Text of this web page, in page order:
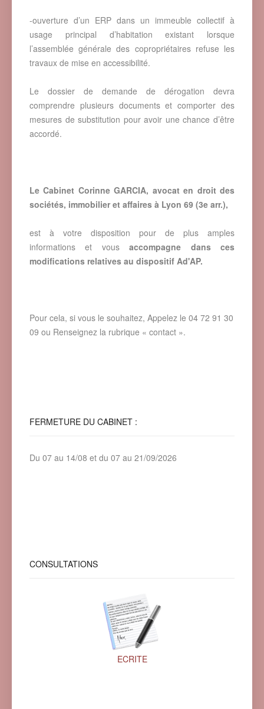
-ouverture d’un ERP dans un immeuble collectif à
usage principal d’habitation existant lorsque
l’assemblée générale des copropriétaires refuse les
travaux de mise en accessibilité.
Le dossier de demande de dérogation devra
comprendre plusieurs documents et comporter des
mesures de substitution pour avoir une chance d’être
accordé.
Le Cabinet Corinne GARCIA, avocat en droit des
sociétés, immobilier et affaires à Lyon 69 (3e arr.),
est à votre disposition pour de plus amples
informations et vousaccompagne dans ces
modifications relatives au dispositif Ad'AP.
Pour cela, si vous le souhaitez, Appelez le 04 72 91 30
09 ou Renseignez la rubrique « contact ».
FERMETURE DU CABINET :
Du 07 au 14/08 et du 07 au 21/09/2026
CONSULTATIONS
ECRITE